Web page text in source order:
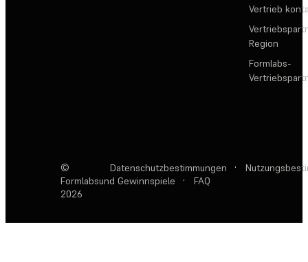
Vertrieb
Region
Formlabs-
©
Formlabs
2026
Datenschutzbestimmungen ·
und Gewinnspiele
· FAQ